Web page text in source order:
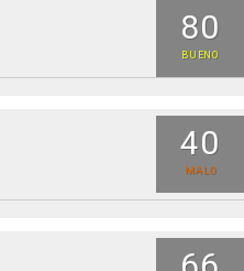
80
BUENO
40
MALO